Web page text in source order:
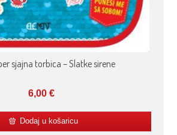
sjajna torbica – Slatke sirene
6,00€
Dodaj u košaricu